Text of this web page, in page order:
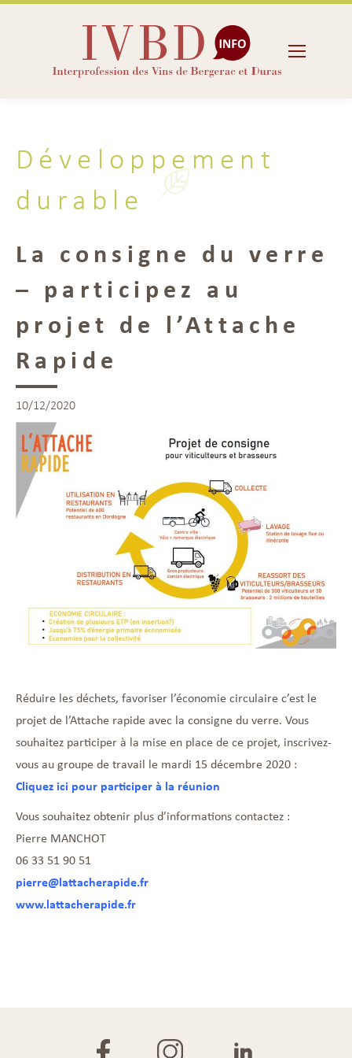
Développement
durable
La consigne du verre
– participez au
projet de l’Attache
Rapide
10/12/2020
Réduire les déchets, favoriser l’économie circulaire c’est le
projet de l’Attache rapide avec la consigne du verre. Vous
souhaitez participer à la mise en place de ce projet, inscrivez-
vous au groupe de travail le mardi 15 décembre 2020 :
Cliquez ici pour participer à la réunion
Vous souhaitez obtenir plus d’informations contactez :
Pierre MANCHOT
06 33 51 90 51
pierre@lattacherapide.fr
www.lattacherapide.fr